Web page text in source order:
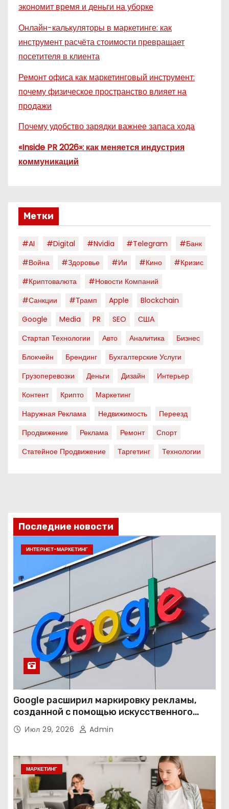
экономит время и деньги на уборке
Онлайн-калькуляторы в маркетинге: как
инструмент расчёта стоимости превращает
посетителя в клиента
Ремонт офиса как маркетинговый инструмент:
почему физическое пространство влияет на
продажи
Почему удобство зарядки важнее запаса хода
«Inside PR 2026»: как меняется индустрия
коммуникаций
Метки
#AI #digital #nvidia #telegram
#банк
#война
#здоровье #ии #кино
#кризис
#криптовалюта
#новости Компаний
#санкции
#трамп Apple
Blockchain
Google
Media PR SEO
США
Стартап Технологии
Авто Аналитика
Бизнес
Блокчейн
Брендинг
Бухгалтерские Услуги
Грузоперевозки
Деньги Дизайн
Интерьер
Контент
Крипто
Маркетинг
Наружная Реклама
Недвижимость
Переезд
Продвижение
Реклама Ремонт
Спорт
Статейное Продвижение
Таргетинг Технологии
Последние новости
ИНТЕРНЕТ-МАРКЕТИНГ
Google расширил маркировку рекламы,
созданной с помощью искусственного
интеллекта
Июл 29, 2026 Admin
МАРКЕТИНГ